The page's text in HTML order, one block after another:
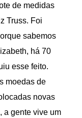
de medidas
Truss. Foi
sabemos
há 70
esse feito.
moedas de
novas
a gente vive um